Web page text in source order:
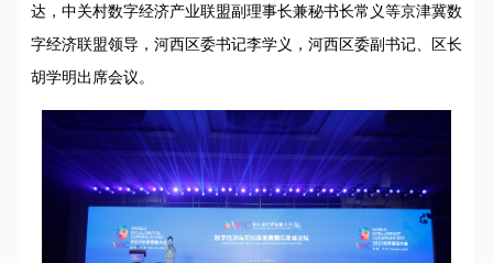
达，中关村数字经济产业联盟副理事长兼秘书长常义等京津冀数
字经济联盟领导，河西区委书记李学义，河西区委副书记、区长
胡学明出席会议。